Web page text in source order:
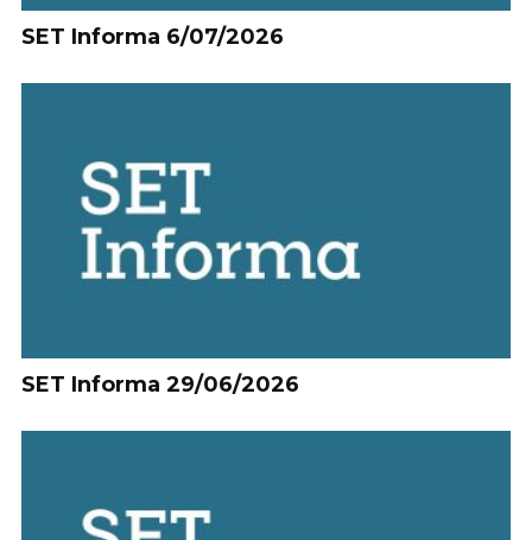
SET Informa 6/07/2026
SET Informa 29/06/2026